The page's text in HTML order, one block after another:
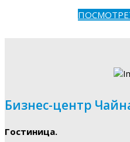
Бизнес-центр
Гостиница.